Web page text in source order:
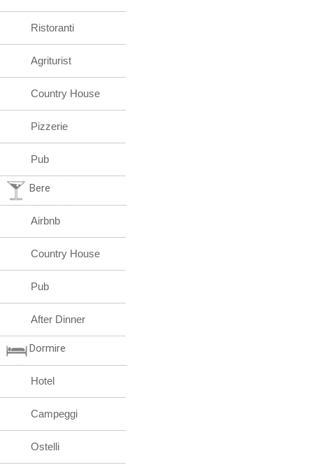
Ristoranti
Agriturist
Country House
Pizzerie
Pub
Bere
Airbnb
Country House
Pub
After Dinner
Dormire
Hotel
Campeggi
Ostelli